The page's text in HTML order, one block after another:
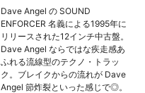
Dave Angel の SOUND
ENFORCER 名義による1995年に
リリースされた12インチ中古盤。
Dave Angel ならではな疾走感あ
ふれる流線型のテクノ・トラッ
ク。ブレイクからの流れが Dave
Angel 節炸裂といった感じで◎。